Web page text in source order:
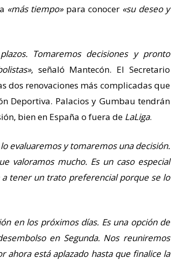
«más tiempo»para conocer «su deseo y
Tomaremos decisiones y pronto
, señaló Mantecón. El Secretario
dos renovaciones más complicadas que
Deportiva. Palacios y Gumbau tendrán
bien en España o fuera de LaLiga.
evaluaremos y tomaremos una decisión.
valoramos mucho. Es un caso especial
tener un trato preferencial porque se lo
en los próximos días. Es una opción de
en Segunda. Nos reuniremos
ahora está aplazado hasta que finalice la